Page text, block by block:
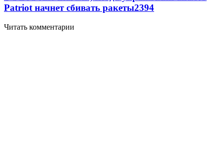
Patriot начнет сбивать ракеты2394
Читать комментарии